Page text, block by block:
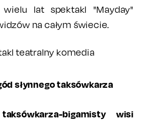
lat spektakl "Mayday"
na całym świecie.
słynnego taksówkarza
bigamisty wisi